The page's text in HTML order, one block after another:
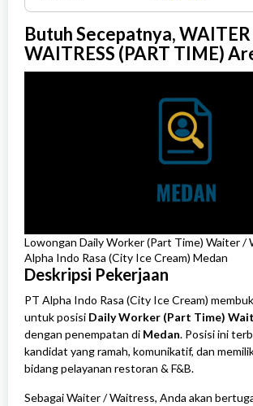
Butuh Secepatnya,
WAITRESS (PART TIME)
Lowongan Daily Worker (Part Time) Waiter /
Alpha Indo Rasa (City Ice Cream) Medan
Deskripsi Pekerjaan
PT Alpha Indo Rasa (City Ice Cream)
untuk posisi Daily Worker (Part Time)
dengan penempatan di Medan. Posisi ini
kandidat yang ramah, komunikatif, dan
bidang pelayanan restoran & F&B.
Sebagai Waiter / Waitress, Anda akan